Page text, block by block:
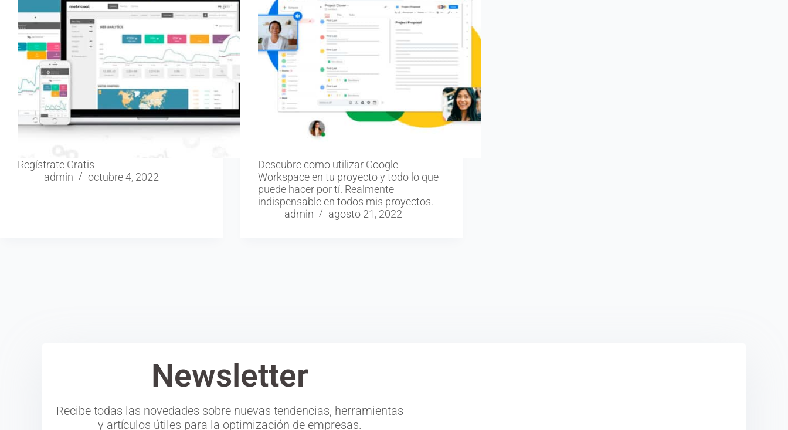
Regístrate Gratis
admin
octubre 4, 2022
Descubre como utilizar Google
Workspace en tu proyecto y todo lo que
puede hacer por tí. Realmente
indispensable en todos mis proyectos.
admin
agosto 21, 2022
Newsletter
Recibe todas las novedades sobre nuevas tendencias, herramientas
y artículos útiles para la optimización de empresas.